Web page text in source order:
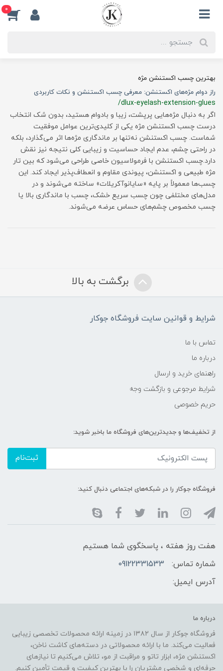
0
بهترین چسب اکستنشن مژه
راز دوام مژه‌های اکستنشن: معرفی چسب اکستنشن و نکات کاربردی
/dlux-eyelash-extension-glues
اگر به دنبال مژه‌هایی پرپشت، زیبا و بادوام هستید، بدون شک انتخاب
درست چسب اکستنشن مژه یکی از کلیدی‌ترین عوامل موفقیت
شماست. چسب اکستنشن نه‌تنها بر ماندگاری مژه‌ها اثر می‌گذارد، بلکه
در راحتی چشم، عدم ایجاد حساسیت و زیبایی کلی نتیجه نیز نقش
دارد.چسب اکستنشن با فرمولاسیون خاصی طراحی می‌شود که بین تار
مژه طبیعی و اکستنشن، پیوندی مقاوم و انعطاف‌پذیر ایجاد کند. این
چسب‌ها معمولاً بر پایه «سایانوآکریلات» ساخته می‌شوند و در
مدل‌های مختلفی چون چسب سریع خشک، چسب با ماندگاری بالا یا
چسب مخصوص چشم‌های حساس عرضه می‌شوند.
برگشت به بالا
شرایط و قوانین سایت فروشگاه جوکار
تماس با ما
درباره ما
راهنمای خرید و ارسال
شرایط مرجوعی و بازگشت وجه
حریم خصوصی
از تخفیف‌ها و جدیدترین‌های فروشگاه ما باخبر شوید:
ثبت‌نام
فروشگاه جوکار را در شبکه‌های اجتماعی دنبال کنید:
هفت روز هفته ، پاسخگوی شما هستیم
شماره تماس:
09122331533
آدرس ایمیل:
درباره ما
فروشگاه جوکار از سال ۱۳۸۲ در زمینه ارائه محصولات تخصصی زیبایی
فعالیت می‌کند. ما با ارائه محصولاتی در دسته‌های کاشت ناخن،
اکستنشن مژه، ابزار تاتو و مراقبت از مو، تلاش می‌کنیم تا نیازهای
حرفه‌ای و شخصی مشتریان را با بهترین کیفیت و قیمت تأمین کنیم.